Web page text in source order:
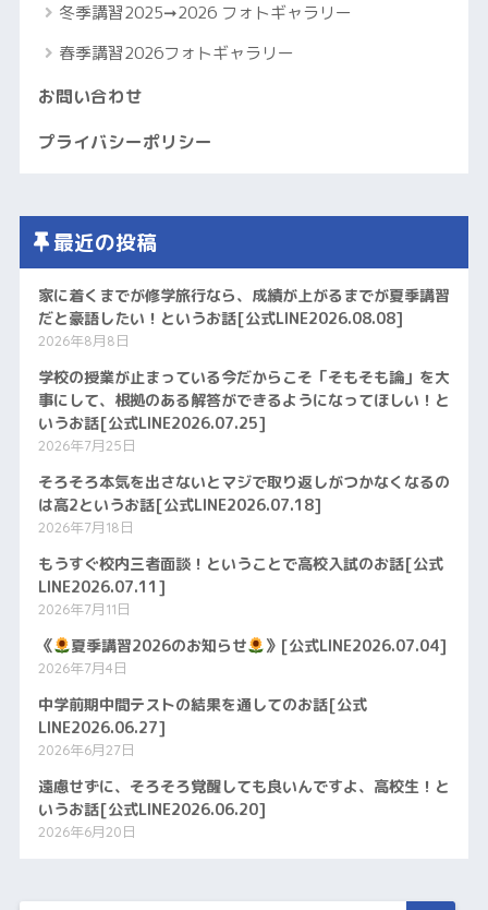
冬季講習2025➞2026 フォトギャラリー
春季講習2026フォトギャラリー
お問い合わせ
プライバシーポリシー
最近の投稿
家に着くまでが修学旅行なら、成績が上がるまでが夏季講習
だと豪語したい！というお話[公式LINE2026.08.08]
2026年8月8日
学校の授業が止まっている今だからこそ「そもそも論」を大
事にして、根拠のある解答ができるようになってほしい！と
いうお話[公式LINE2026.07.25]
2026年7月25日
そろそろ本気を出さないとマジで取り返しがつかなくなるの
は高2というお話[公式LINE2026.07.18]
2026年7月18日
もうすぐ校内三者面談！ということで高校入試のお話[公式
LINE2026.07.11]
2026年7月11日
《 夏季講習2026のお知らせ 》[公式LINE2026.07.04]
2026年7月4日
中学前期中間テストの結果を通してのお話[公式
LINE2026.06.27]
2026年6月27日
遠慮せずに、そろそろ覚醒しても良いんですよ、高校生！と
いうお話[公式LINE2026.06.20]
2026年6月20日